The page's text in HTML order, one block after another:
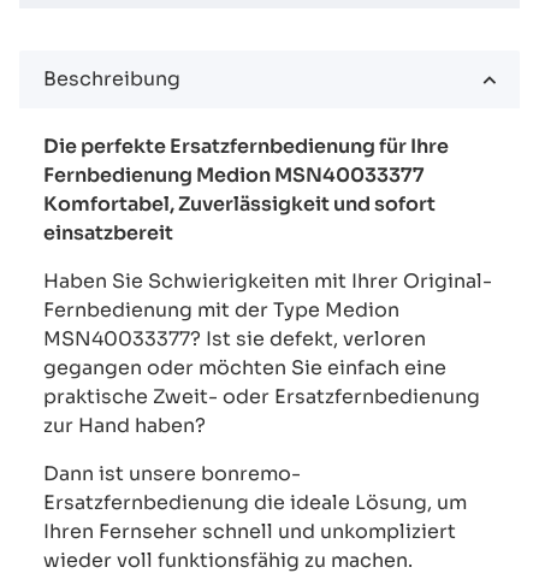
Beschreibung
Die perfekte Ersatzfernbedienung für Ihre
Fernbedienung Medion MSN40033377
Komfortabel, Zuverlässigkeit und sofort
einsatzbereit
Haben Sie Schwierigkeiten mit Ihrer Original-
Fernbedienung mit der Type Medion
MSN40033377? Ist sie defekt, verloren
gegangen oder möchten Sie einfach eine
praktische Zweit- oder Ersatzfernbedienung
zur Hand haben?
Dann ist unsere bonremo-
Ersatzfernbedienung die ideale Lösung, um
Ihren Fernseher schnell und unkompliziert
wieder voll funktionsfähig zu machen.